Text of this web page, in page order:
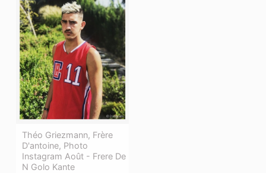
Théo Griezmann, Frère
D'antoine, Photo
Instagram Août - Frere De
N Golo Kante